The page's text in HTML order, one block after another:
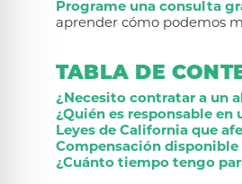
Programe una consulta
aprender cómo podemos
TABLA DE
¿Necesito contratar a un
¿Quién es responsable en
Leyes de California que
Compensación
¿Cuánto tiempo tengo